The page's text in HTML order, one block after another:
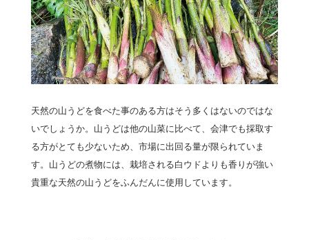
天然の山うどを食べた事のある方はそう多くはないのではな
いでしょうか。山うどは他の山菜に比べて、会津でも採取す
る方がとても少ないため、市場に出回る量が限られていま
す。山うどの煮物には、栽培される白ウドよりも香りが強い
貴重な天然の山うどをふんだんに使用しています。